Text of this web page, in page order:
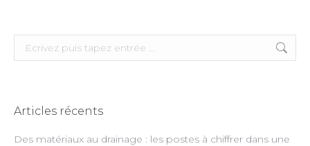
Search:
Articles récents
Des matériaux au drainage : les postes à chiffrer dans une